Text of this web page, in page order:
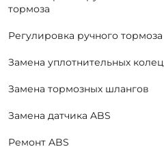
тормоза
Регулировка ручного тормоза
Замена уплотнительных колец
Замена тормозных шлангов
Замена датчика ABS
Ремонт ABS